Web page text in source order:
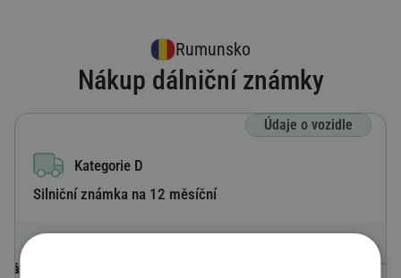
Rumunsko
Nákup dálniční známky
Údaje o vozidle
Kategorie D
Silniční známka na 12 měsíční
Státní poznávací značka